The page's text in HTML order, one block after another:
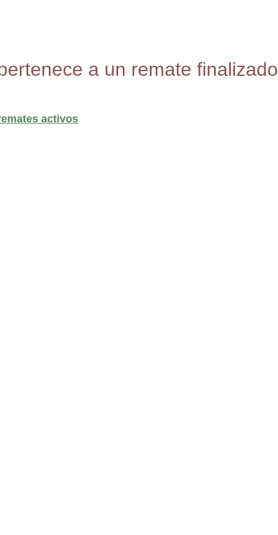
a un remate finalizado
activos